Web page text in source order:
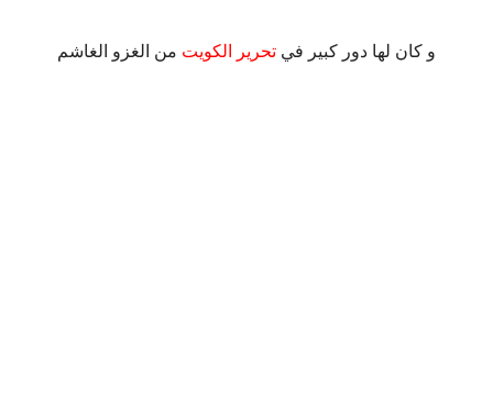
و كان لها دور كبير في تحرير الكويت من الغزو الغاشم